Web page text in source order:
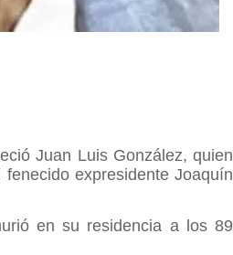
Juan Luis González, quien
expresidente Joaquín
en su residencia a los 89